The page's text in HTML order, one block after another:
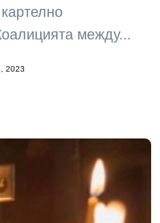
между...
2023